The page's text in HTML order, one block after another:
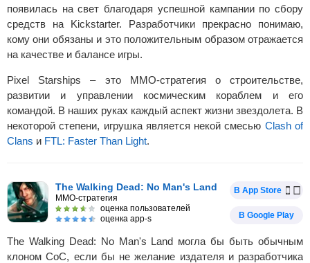
появилась на свет благодаря успешной кампании по сбору
средств на Kickstarter. Разработчики прекрасно понимаю,
кому они обязаны и это положительным образом отражается
на качестве и балансе игры.
Pixel Starships – это MMO-стратегия о строительстве,
развитии и управлении космическим кораблем и его
командой. В наших руках каждый аспект жизни звездолета. В
некоторой степени, игрушка является некой смесью Clash of
Clans и FTL: Faster Than Light.
The Walking Dead: No Man's Land
MMO-стратегия
оценка пользователей
оценка app-s
В App Store
В Google Play
The Walking Dead: No Man's Land могла бы быть обычным
клоном CoC, если бы не желание издателя и разработчика